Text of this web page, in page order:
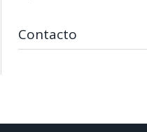
Contacto